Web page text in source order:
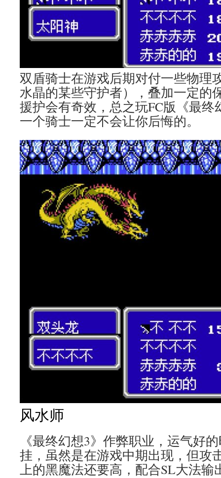
双盾骑士在游戏后期对付一些物理
水晶的某些守护者），叠加一定的
援护会有奇效，总之玩FC版《最终
一个骑士一定不会让你后悔的。
风水师
《最终幻想3》作弊职业，运气好
挂，虽然是在游戏中期出现，但攻
上的黑魔法还要高，配合SL大法输